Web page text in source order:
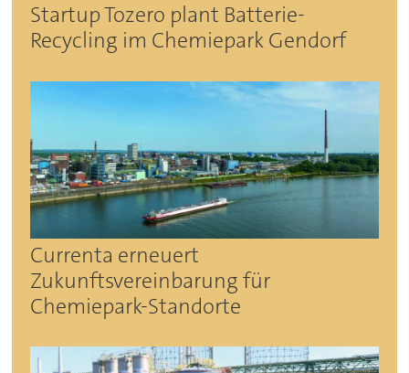
Startup Tozero plant Batterie-
Recycling im Chemiepark Gendorf
Currenta erneuert
Zukunftsvereinbarung für
Chemiepark-Standorte